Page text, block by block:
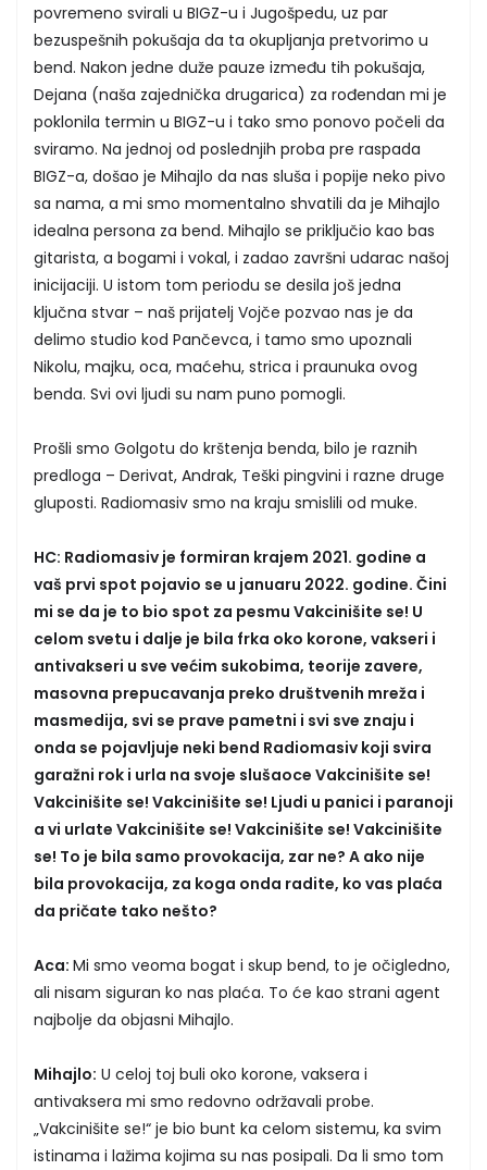
povremeno svirali u BIGZ-u i Jugošpedu, uz par
bezuspešnih pokušaja da ta okupljanja pretvorimo u
bend. Nakon jedne duže pauze između tih pokušaja,
Dejana (naša zajednička drugarica) za rođendan mi je
poklonila termin u BIGZ-u i tako smo ponovo počeli da
sviramo. Na jednoj od poslednjih proba pre raspada
BIGZ-a, došao je Mihajlo da nas sluša i popije neko pivo
sa nama, a mi smo momentalno shvatili da je Mihajlo
idealna persona za bend. Mihajlo se priključio kao bas
gitarista, a bogami i vokal, i zadao završni udarac našoj
inicijaciji. U istom tom periodu se desila još jedna
ključna stvar – naš prijatelj Vojče pozvao nas je da
delimo studio kod Pančevca, i tamo smo upoznali
Nikolu, majku, oca, maćehu, strica i praunuka ovog
benda. Svi ovi ljudi su nam puno pomogli.
Prošli smo Golgotu do krštenja benda, bilo je raznih
predloga – Derivat, Andrak, Teški pingvini i razne druge
gluposti. Radiomasiv smo na kraju smislili od muke.
HC: Radiomasiv je formiran krajem 2021. godine a
vaš prvi spot pojavio se u januaru 2022. godine. Čini
mi se da je to bio spot za pesmu Vakcinišite se! U
celom svetu i dalje je bila frka oko korone, vakseri i
antivakseri u sve većim sukobima, teorije zavere,
masovna prepucavanja preko društvenih mreža i
masmedija, svi se prave pametni i svi sve znaju i
onda se pojavljuje neki bend Radiomasiv koji svira
garažni rok i urla na svoje slušaoce Vakcinišite se!
Vakcinišite se! Vakcinišite se! Ljudi u panici i paranoji
a vi urlate Vakcinišite se! Vakcinišite se! Vakcinišite
se! To je bila samo provokacija, zar ne? A ako nije
bila provokacija, za koga onda radite, ko vas plaća
da pričate tako nešto?
Aca: Mi smo veoma bogat i skup bend, to je očigledno,
ali nisam siguran ko nas plaća. To će kao strani agent
najbolje da objasni Mihajlo.
Mihajlo: U celoj toj buli oko korone, vaksera i
antivaksera mi smo redovno održavali probe.
„Vakcinišite se!“ je bio bunt ka celom sistemu, ka svim
istinama i lažima kojima su nas posipali. Da li smo tom